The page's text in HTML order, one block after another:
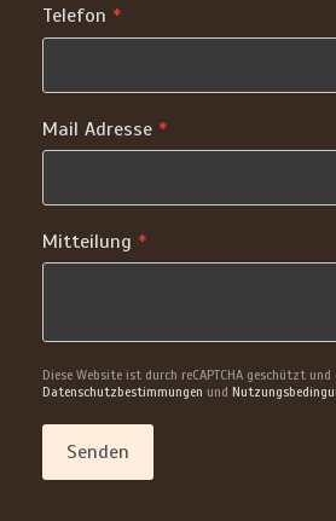
Telefon *
Mail Adresse *
Mitteilung *
Diese Website ist durch reCAPTCHA geschützt
Datenschutzbestimmungen und
Senden